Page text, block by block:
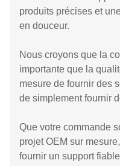
produits précises et
en douceur.
Nous croyons que la
importante que la
mesure de fournir des
de simplement fournir
Que votre commande
projet OEM sur
fournir un support